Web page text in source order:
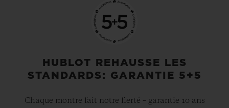
HUBLOT REHAUSSE LES
STANDARDS: GARANTIE 5+5
Chaque montre fait notre fierté – garantie 10 ans